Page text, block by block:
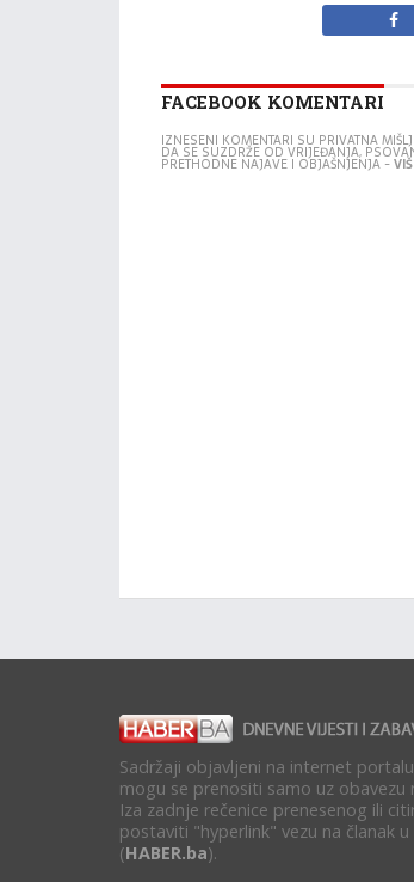
FACEBOOK KOMENTARI
IZNESENI KOMENTARI SU PRIVATNA
DA SE SUZDRŽE OD VRIJEĐANJA,
PRETHODNE NAJAVE I OBJAŠNJENJA -
Sadržaji objavljeni na internet portalu
mogu se prenositi samo uz obavezu
Iza zadnje rečenice prenesenog ili
postaviti "hyperlink" vezu na članak u
(HABER.ba).